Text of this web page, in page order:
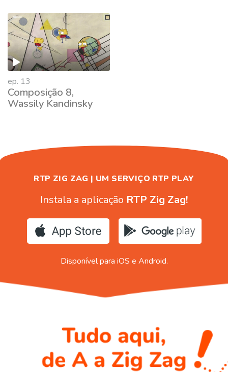
ep. 13
Composição 8,
Wassily Kandinsky
737670
RTP ZIG ZAG | UM SERVIÇO RTP PLAY
Instala a aplicação RTP Zig Zag!
Disponível para iOS e Android.